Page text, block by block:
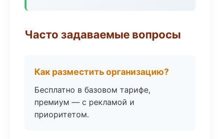
Часто задаваемые вопросы
Как разместить организацию?
Бесплатно в базовом тарифе,
премиум — с рекламой и
приоритетом.